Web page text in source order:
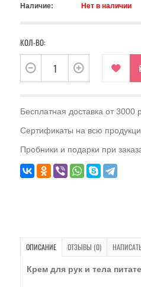
Наличие:
Нет в наличии
КОЛ-ВО:
Бесплатная доставка от 3000
Сертификаты на всю
Пробники и подарки при
ОПИСАНИЕ ОТЗЫВЫ (0)
Крем для рук и тела